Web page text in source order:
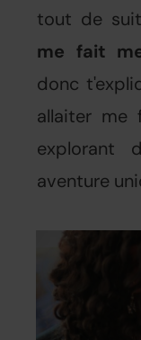
tout de
me fait
donc
allaiter me
explorant
aventure